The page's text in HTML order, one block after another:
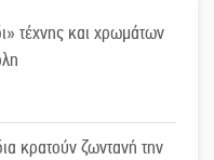
τέχνης και χρωμάτων
κρατούν ζωντανή την